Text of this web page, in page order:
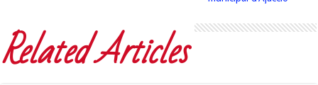
Related Articles